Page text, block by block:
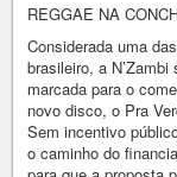
REGGAE NA
Considerada uma
brasileiro, a
marcada para o
novo disco, o Pra
Sem incentivo
o caminho do